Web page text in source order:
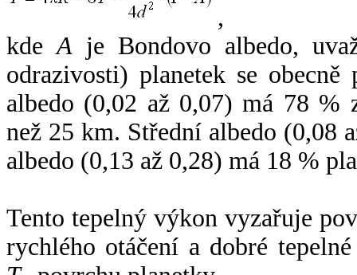
,
kdeA je Bondovo albedo,
odrazivosti) planetek se
albedo (0,02 až 0,07) má 78 %
než 25 km. Střední albedo (0,08
albedo (0,13 až 0,28) má 18 %
Tento tepelný výkon vyzařuje
rychlého otáčení a dobré